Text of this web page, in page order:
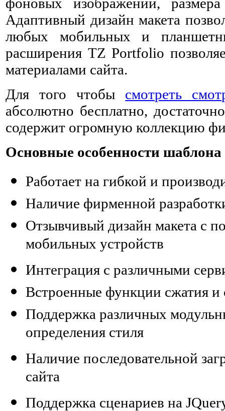
Адаптивный дизайн макета
любых мобильных и
расширения TZ Portfolio
материалами сайта.
Для того чтобы смотреть
абсолютно бесплатно,
содержит огромную коллекцию
Основные особенности
Работает на гибкой и
Наличие фирменной
Отзывчивый дизайн макета с
мобильных устройств
Интеграция с различными
Встроенные функции сжатия и
Поддержка различных
определения стиля
Наличие последовательной
сайта
Поддержка сценариев на